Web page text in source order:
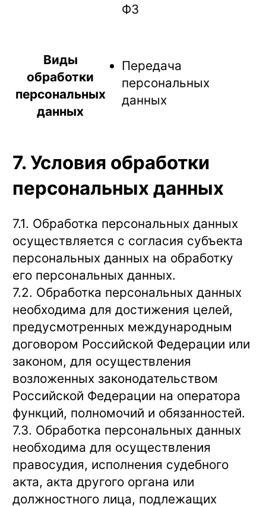
ФЗ
Виды
обработки
персональных
данных
Передача
персональных
данных
7. Условия обработки
персональных данных
7.1. Обработка персональных данных
осуществляется с согласия субъекта
персональных данных на обработку
его персональных данных.
7.2. Обработка персональных данных
необходима для достижения целей,
предусмотренных международным
договором Российской Федерации или
законом, для осуществления
возложенных законодательством
Российской Федерации на оператора
функций, полномочий и обязанностей.
7.3. Обработка персональных данных
необходима для осуществления
правосудия, исполнения судебного
акта, акта другого органа или
должностного лица, подлежащих